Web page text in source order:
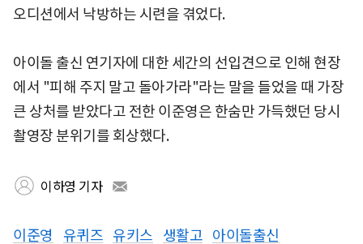
오디션에서 낙방하는 시련을 겪었다.
아이돌 출신 연기자에 대한 세간의 선입견으로 인해 현장
에서 "피해 주지 말고 돌아가라"라는 말을 들었을 때 가장
큰 상처를 받았다고 전한 이준영은 한숨만 가득했던 당시
촬영장 분위기를 회상했다.
이하영 기자
이준영 유퀴즈 유키스 생활고 아이돌출신